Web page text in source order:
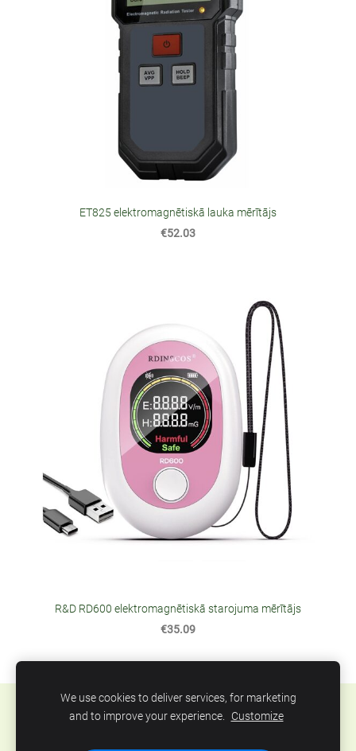
ET825 elektromagnētiskā lauka mērītājs
€52.03
R&D RD600 elektromagnētiskā starojuma mērītājs
€35.09
Sīkdatnes
We use cookies to deliver services, for marketing
and to improve your experience. Customize